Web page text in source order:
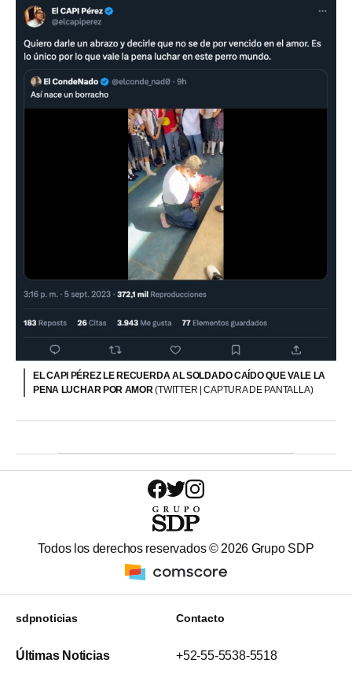
EL CAPI PÉREZ LE RECUERDA AL SOLDADO CAÍDO QUE VALE LA
PENA LUCHAR POR AMOR(TWITTER | CAPTURA DE PANTALLA)
Todos los derechos reservados © 2026 Grupo SDP
sdpnoticias
Últimas Noticias
Contacto
+52-55-5538-5518